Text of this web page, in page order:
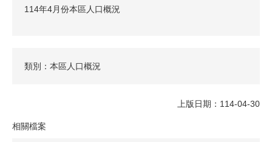
114年4月份本區人口概況
類別：本區人口概況
上版日期：114-04-30
相關檔案